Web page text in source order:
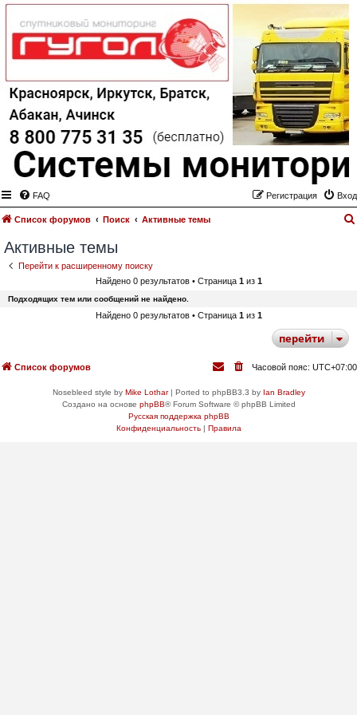
FAQ Вход
Регистрация
Список форумов Поиск Активные темы
Активные темы
Перейти к расширенному поиску
Найдено 0 результатов • Страница 1из 1
Подходящих тем или сообщений не найдено.
Найдено 0 результатов • Страница 1из 1
перейти
Список форумов Часовой пояс: UTC+07:00
Nosebleed style by Mike Lothar| Ported to phpBB3.3 by Ian Bradley
Создано на основе phpBB® Forum Software © phpBB Limited
Русская поддержка phpBB
Конфиденциальность| Правила